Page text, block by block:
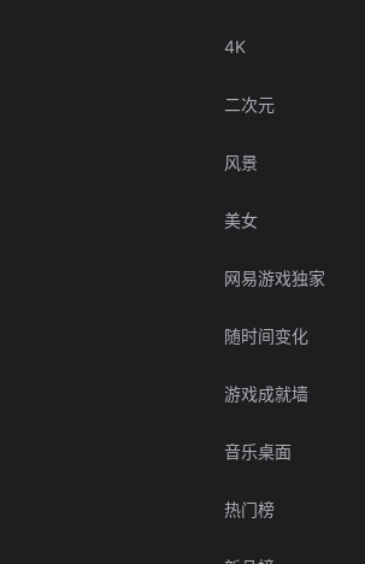
4K
二次元
风景
美女
网易游戏独家
随时间变化
游戏成就墙
音乐桌面
热门榜